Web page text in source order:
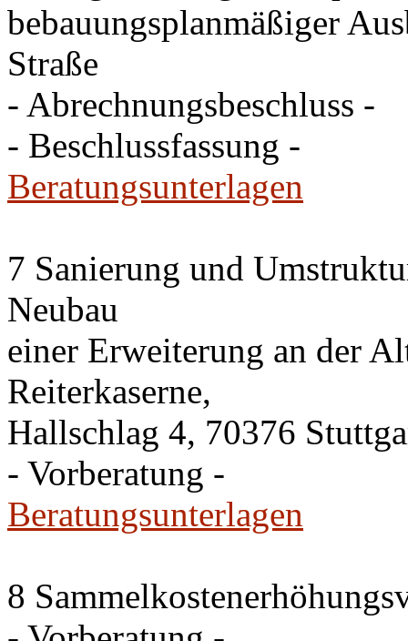
bebauungsplanmäßiger
Straße
- Abrechnungsbeschluss -
- Beschlussfassung -
Beratungsunterlagen
7 Sanierung und
Neubau
einer Erweiterung an der
Reiterkaserne,
Hallschlag 4, 70376
- Vorberatung -
Beratungsunterlagen
8